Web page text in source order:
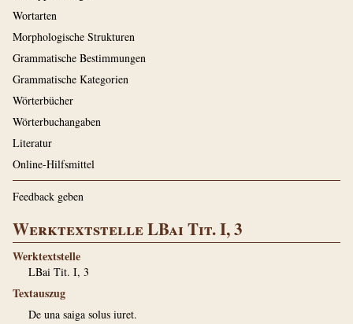
Wortarten
Morphologische Strukturen
Grammatische Bestimmungen
Grammatische Kategorien
Wörterbücher
Wörterbuchangaben
Literatur
Online-Hilfsmittel
Feedback geben
Werktextstelle LBai Tit. I, 3
Werktextstelle
LBai Tit. I, 3
Textauszug
De una saiga solus iuret.